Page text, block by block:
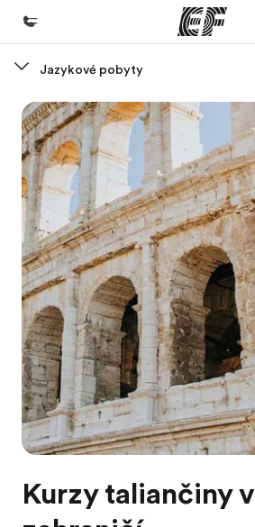
Vitajte v EF
EF programy
Pozrite si všetko čo robíme
EF Kancelárie
Nájsť kanceláriu vo vašej blízkosti
O nás
Kto sme
Kariéra v EF
Staňte sa súčasťou tímu
Jazykové pobyty
Kurzy taliančiny v